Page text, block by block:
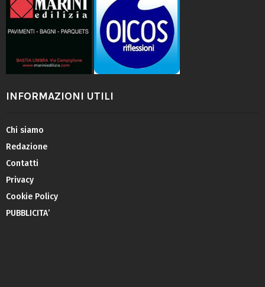
INFORMAZIONI UTILI
Chi siamo
Redazione
Contatti
Privacy
Cookie Policy
PUBBLICITA’